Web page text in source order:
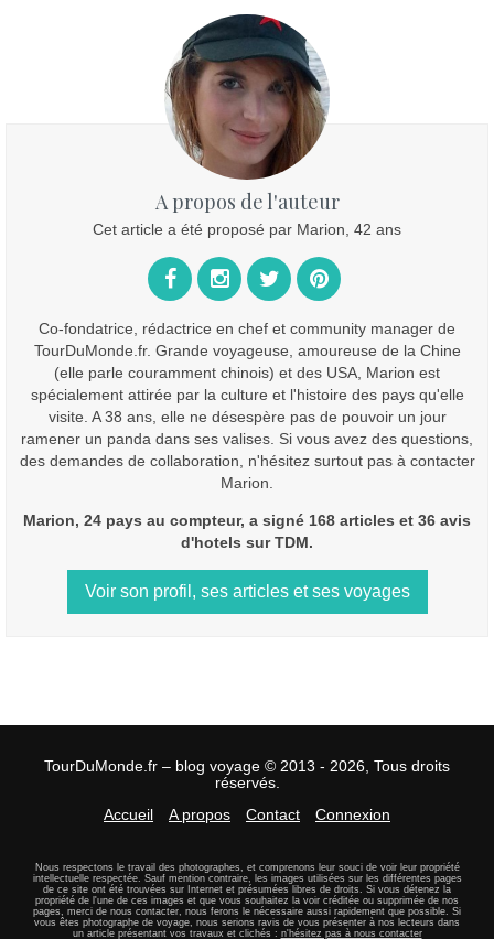
A propos de l'auteur
Cet article a été proposé par Marion, 42 ans
Co-fondatrice, rédactrice en chef et community manager de
TourDuMonde.fr. Grande voyageuse, amoureuse de la Chine
(elle parle couramment chinois) et des USA, Marion est
spécialement attirée par la culture et l'histoire des pays qu'elle
visite. A 38 ans, elle ne désespère pas de pouvoir un jour
ramener un panda dans ses valises. Si vous avez des questions,
des demandes de collaboration, n'hésitez surtout pas à contacter
Marion.
Marion, 24 pays au compteur, a signé 168 articles et 36 avis
d'hotels sur TDM.
Voir son profil, ses articles et ses voyages
TourDuMonde.fr – blog voyage © 2013 - 2026, Tous droits
réservés.
Accueil
A propos Contact Connexion
Nous respectons le travail des photographes, et comprenons leur souci de voir leur propriété
intellectuelle respectée. Sauf mention contraire, les images utilisées sur les différentes pages
de ce site ont été trouvées sur Internet et présumées libres de droits. Si vous détenez la
propriété de l'une de ces images et que vous souhaitez la voir créditée ou supprimée de nos
pages, merci de nous contacter, nous ferons le nécessaire aussi rapidement que possible. Si
vous êtes photographe de voyage, nous serions ravis de vous présenter à nos lecteurs dans
un article présentant vos travaux et clichés : n'hésitez pas à nous contacter